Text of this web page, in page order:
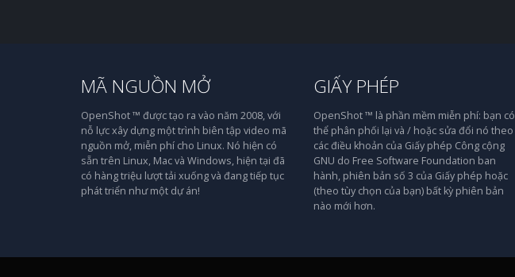
MÃ NGUỒN MỞ
OpenShot ™ được tạo ra vào năm 2008, với
nỗ lực xây dựng một trình biên tập video mã
nguồn mở, miễn phí cho Linux. Nó hiện có
sẵn trên Linux, Mac và Windows, hiện tại đã
có hàng triệu lượt tải xuống và đang tiếp tục
phát triển như một dự án!
GIẤY PHÉP
OpenShot ™ là phần mềm miễn phí: bạn có
thể phân phối lại và / hoặc sửa đổi nó theo
các điều khoản của Giấy phép Công cộng
GNU do Free Software Foundation ban
hành, phiên bản số 3 của Giấy phép hoặc
(theo tùy chọn của bạn) bất kỳ phiên bản
nào mới hơn.